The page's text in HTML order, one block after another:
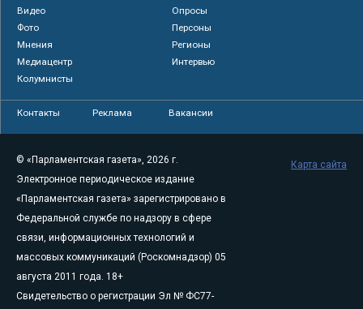
Видео
Опросы
Фото
Персоны
Мнения
Регионы
Медиацентр
Интервью
Колумнисты
Контакты Реклама Вакансии
© «Парламентская газета», 2026 г.
Электронное периодическое издание
«Парламентская газета» зарегистрировано в
Федеральной службе по надзору в сфере
связи, информационных технологий и
массовых коммуникаций (Роскомнадзор) 05
августа 2011 года. 18+
Свидетельство о регистрации Эл № ФС77-
Карта сайта